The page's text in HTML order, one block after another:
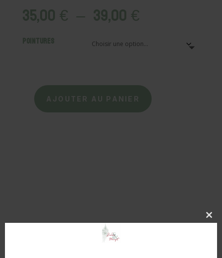
35,00€ – 39,00€Plage
deprix :
35,00 €
Pointures
quantitéAJOUTER AU PANIER